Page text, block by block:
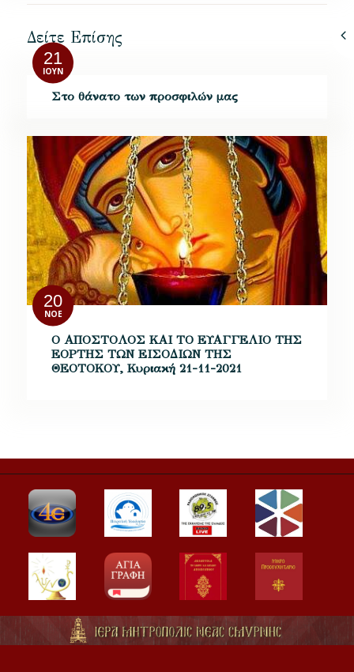
Δείτε Επίσης
21
ΙΟΎΝ
Στο θάνατο των προσφιλών μας
20
ΝΟΈ
Ο ΑΠΟΣΤΟΛΟΣ ΚΑΙ ΤΟ ΕΥΑΓΓΕΛΙΟ ΤΗΣ
ΕΟΡΤΗΣ ΤΩΝ ΕΙΣΟΔΙΩΝ ΤΗΣ
ΘΕΟΤΟΚΟΥ, Κυριακή 21-11-2021